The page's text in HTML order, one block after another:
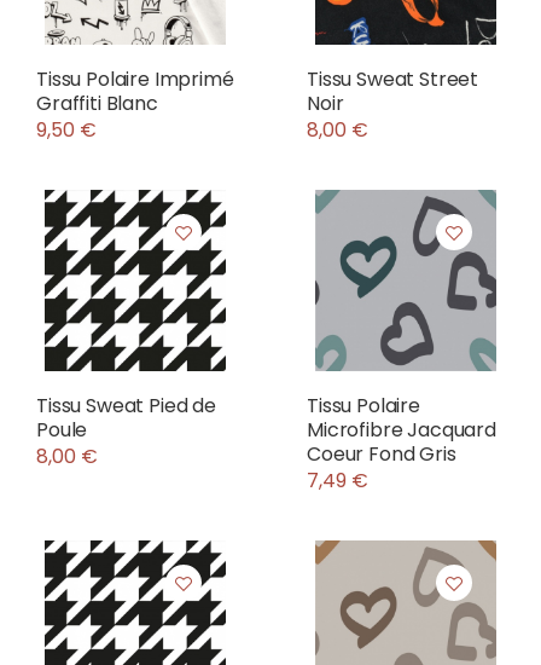
Tissu Polaire Imprimé
Graffiti Blanc
9,50 €
Tissu Sweat Street
Noir
8,00 €
Tissu Sweat Pied de
Poule
8,00 €
Tissu Polaire
Microfibre Jacquard
Coeur Fond Gris
7,49 €